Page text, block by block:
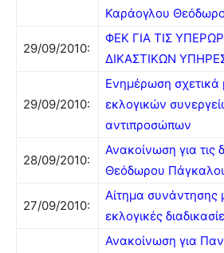
Καράογλου
29/09/2010:
ΦΕΚ ΓΙΑ ΤΙΣ
ΔΙΚΑΣΤΙΚΩΝ
29/09/2010:
Ενημέρωση σχετικά
εκλογικών
αντιπροσώπων
28/09/2010:
Ανακοίνωση για τις
Θεόδωρου
27/09/2010:
Αίτημα συνάντησης
εκλογικές
Ανακοίνωση για